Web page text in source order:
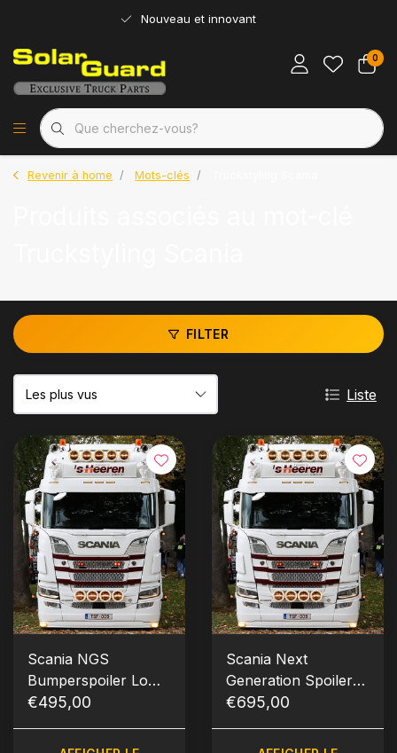
Nouveau et innovant
0
Revenir à home Mots-clés
FILTER
Liste
Scania NGS
Bumperspoiler Low
Bumper Type 5
€495,00
Scania Next
Generation Spoiler
avant bas Type 5
€695,00